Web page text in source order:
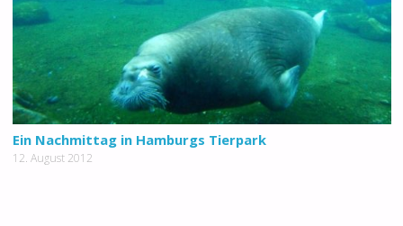
Ein Nachmittag in Hamburgs Tierpark
12. August 2012